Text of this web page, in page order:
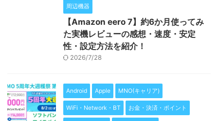
周辺機器
【Amazon eero 7】約6か月使ってみ
た実機レビューの感想・速度・安定
性・設定方法を紹介！
2026/7/28
Android Apple MNO(キャリア)
WiFi・Network・BT お金・決済・ポイント